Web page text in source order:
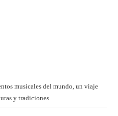
musicales del mundo, un viaje
y tradiciones